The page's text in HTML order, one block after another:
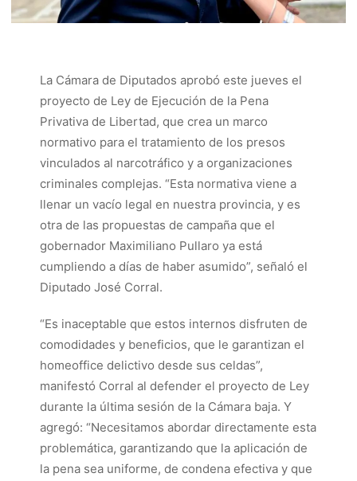
La Cámara de Diputados aprobó este jueves el
proyecto de Ley de Ejecución de la Pena
Privativa de Libertad, que crea un marco
normativo para el tratamiento de los presos
vinculados al narcotráfico y a organizaciones
criminales complejas. “Esta normativa viene a
llenar un vacío legal en nuestra provincia, y es
otra de las propuestas de campaña que el
gobernador Maximiliano Pullaro ya está
cumpliendo a días de haber asumido”, señaló el
Diputado José Corral.
“Es inaceptable que estos internos disfruten de
comodidades y beneficios, que le garantizan el
homeoffice delictivo desde sus celdas”,
manifestó Corral al defender el proyecto de Ley
durante la última sesión de la Cámara baja. Y
agregó: “Necesitamos abordar directamente esta
problemática, garantizando que la aplicación de
la pena sea uniforme, de condena efectiva y que